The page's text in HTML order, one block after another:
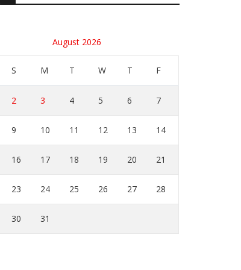
August 2026
S M T W T F
2 3 4 5 6 7
9 10 11 12 13 14
16 17 18 19 20 21
23 24 25 26 27 28
30 31